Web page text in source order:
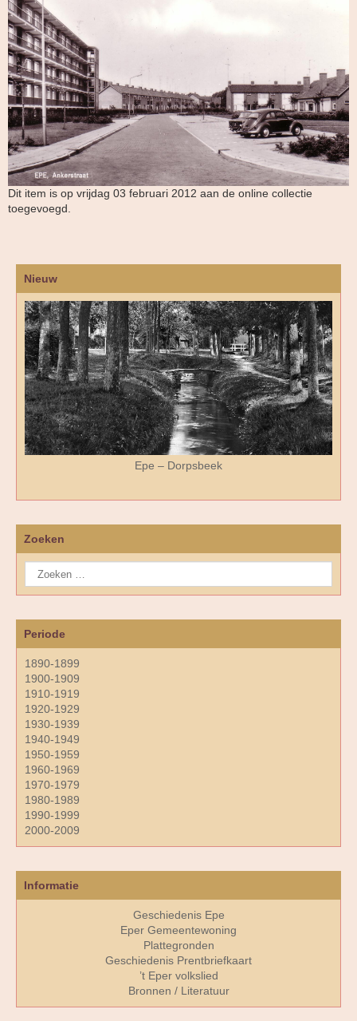
Dit item is op vrijdag 03 februari 2012 aan de online collectie
toegevoegd.
Nieuw
Epe – Dorpsbeek
Zoeken
Periode
1890-1899
1900-1909
1910-1919
1920-1929
1930-1939
1940-1949
1950-1959
1960-1969
1970-1979
1980-1989
1990-1999
2000-2009
Informatie
Geschiedenis Epe
Eper Gemeentewoning
Plattegronden
Geschiedenis Prentbriefkaart
’t Eper volkslied
Bronnen / Literatuur